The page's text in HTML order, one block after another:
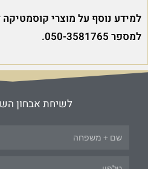
למידע נוסף על מוצרי קוסמטיקה
למספר 050-3581765.
לשיחת אבחון